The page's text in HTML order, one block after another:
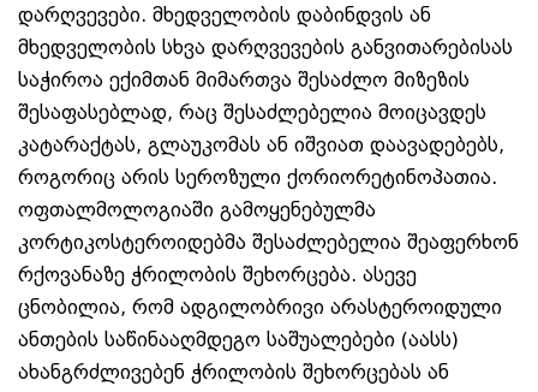
დარღვევები. მხედველობის დაბინდვის ან
მხედველობის სხვა დარღვევების განვითარებისას
საჭიროა ექიმთან მიმართვა შესაძლო მიზეზის
შესაფასებლად, რაც შესაძლებელია მოიცავდეს
კატარაქტას, გლაუკომას ან იშვიათ დაავადებებს,
როგორიც არის სეროზული ქორიორეტინოპათია.
ოფთალმოლოგიაში გამოყენებულმა
კორტიკოსტეროიდებმა შესაძლებელია შეაფერხონ
რქოვანაზე ჭრილობის შეხორცება. ასევე
ცნობილია, რომ ადგილობრივი არასტეროიდული
ანთების საწინააღმდეგო საშუალებები (აასს)
ახანგრძლივებენ ჭრილობის შეხორცებას ან